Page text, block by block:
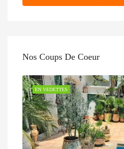
Nos Coups De Coeur
EN VEDETTES